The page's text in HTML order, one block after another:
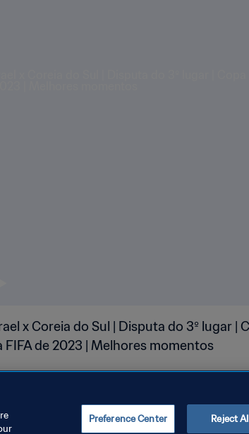
x Coreia do Sul | Disputa do 3º lugar |
FIFA de 2023 | Melhores momentos
Preference Center Reject